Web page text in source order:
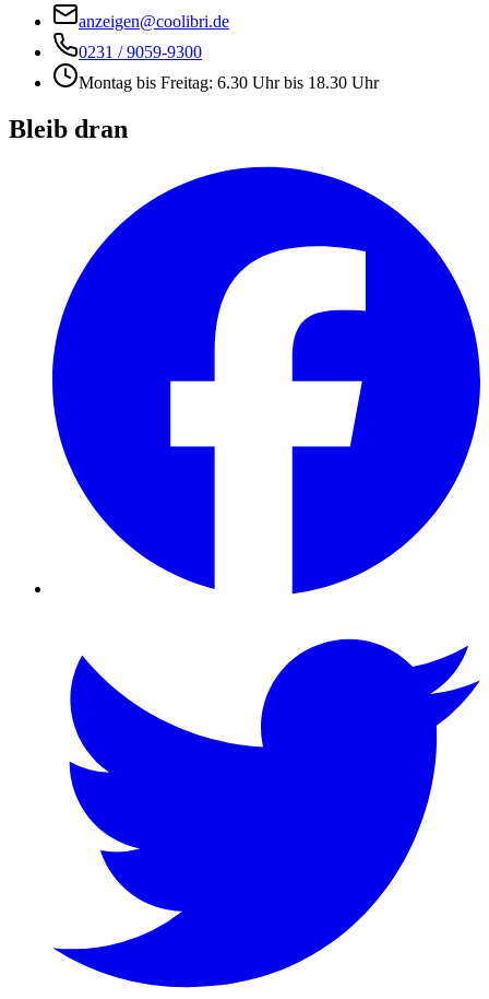
anzeigen@coolibri.de
0231 / 9059-9300
Montag bis Freitag: 6.30 Uhr bis 18.30 Uhr
Bleib dran